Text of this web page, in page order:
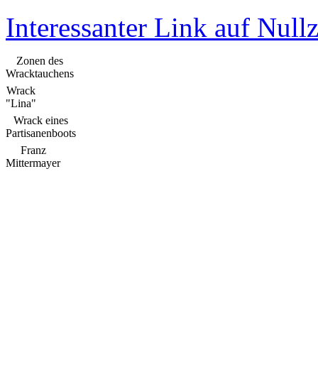
Interessanter Link auf
Zonen des
Wracktauchens
Wrack
"Lina"
Wrack eines
Partisanenboots
Franz
Mittermayer